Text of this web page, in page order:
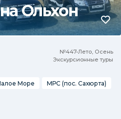
Ольхон
№447•Лето, Осень
Экскурсионные туры
Море
МРС (пос. Сахюрта)